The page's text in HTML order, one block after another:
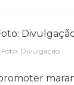
Foto: Divulgação